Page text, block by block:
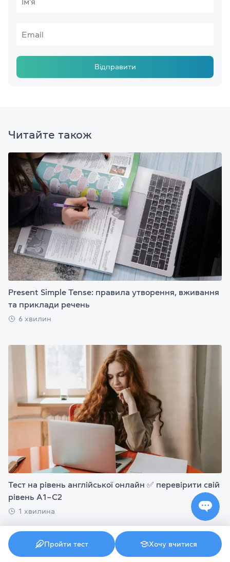
Відправити
Читайте також
Present Simple Tense: правила утворення, вживання
та приклади речень
6 хвилин
Тест на рівень англійської онлайн ✅ перевірити свій
рівень А1–С2
1 хвилина
Пройти тест Хочу вчитися